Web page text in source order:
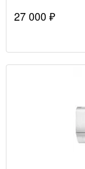
27 000 ₽